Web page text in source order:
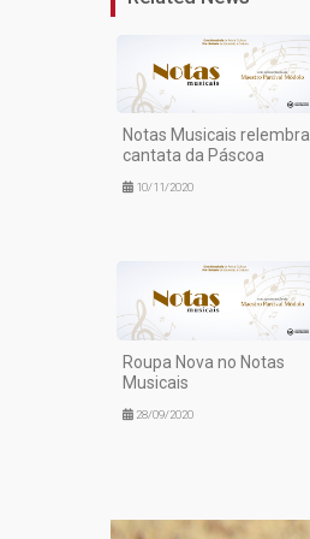
Notas Musicais relembra
cantata da Páscoa
10/11/2020
Roupa Nova no Notas
Musicais
28/09/2020